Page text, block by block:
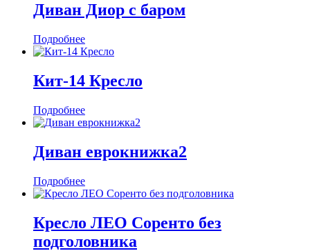
Диван Диор с баром
Подробнее
Кит-14 Кресло
Подробнее
Диван еврокнижка2
Подробнее
Кресло ЛЕО Соренто без
подголовника